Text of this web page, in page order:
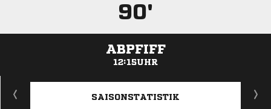
90'
ABPFIFF
12:15UHR
ANZEIGE
SAISONSTATISTIK